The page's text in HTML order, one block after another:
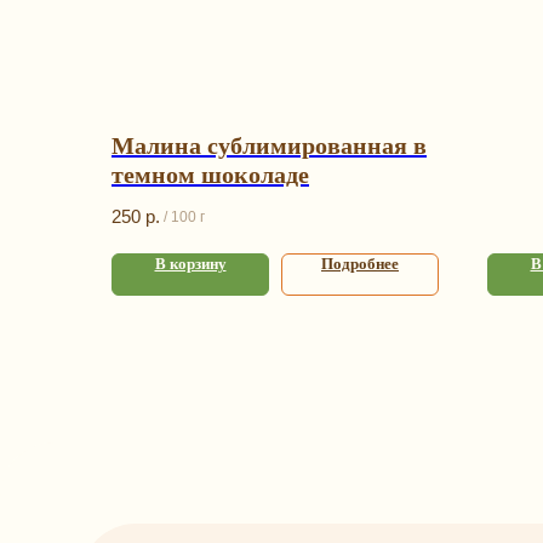
Малина сублимированная в
темном шоколаде
250 р. / 100 г
Подробнее
В корзину В